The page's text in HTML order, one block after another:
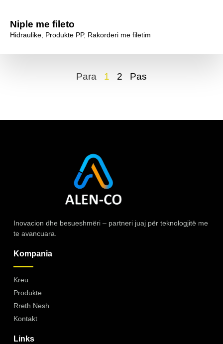
Niple me fileto
Hidraulike Produkte PP, Rakorderi me filetim
Para 1 2 Pas
Inovacion dhe besueshmëri – partneri juaj për teknologjitë me
te avancuara.
Kompania
Kreu
Produkte
Rreth Nesh
Kontakt
Links